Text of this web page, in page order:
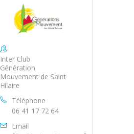
Inter Club
Génération
Mouvement de Saint
Hilaire
Téléphone
06 41 17 72 64
Email